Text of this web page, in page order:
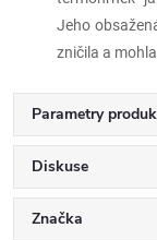
Jeho
zničila a
Parametry
Diskuse
Značka